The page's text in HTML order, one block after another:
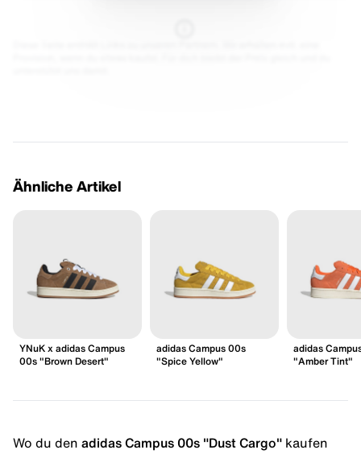
Ähnliche Artikel
YNuK x adidas Campus
00s "Brown Desert"
adidas Campus 00s
"Spice Yellow"
adidas
"Amber Tint"
Wo du den adidas Campus 00s "Dust Cargo" kaufen